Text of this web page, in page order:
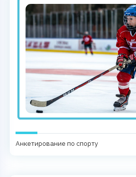
Анкетирование по спорту